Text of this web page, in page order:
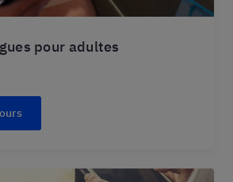
pour adultes